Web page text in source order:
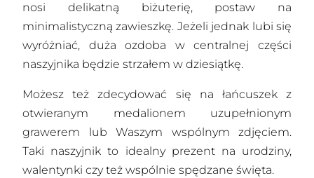
nosi delikatną biżuterię, postaw na
minimalistyczną zawieszkę. Jeżeli jednak lubi się
wyróżniać, duża ozdoba w centralnej części
naszyjnika będzie strzałem w dziesiątkę.
Możesz też zdecydować się na łańcuszek z
otwieranym medalionem uzupełnionym
grawerem lub Waszym wspólnym zdjęciem.
Taki naszyjnik to idealny prezent na urodziny,
walentynki czy też wspólnie spędzane święta.